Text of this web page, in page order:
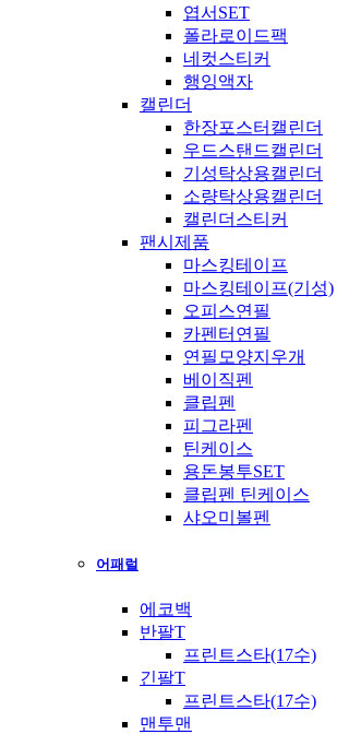
엽서SET
폴라로이드팩
네컷스티커
행잉액자
캘린더
한장포스터캘린더
우드스탠드캘린더
기성탁상용캘린더
소량탁상용캘린더
캘린더스티커
팬시제품
마스킹테이프
마스킹테이프(기성)
오피스연필
카펜터연필
연필모양지우개
베이직펜
클립펜
피그라펜
틴케이스
용돈봉투SET
클립펜 틴케이스
샤오미볼펜
어패럴
에코백
반팔T
프린트스타(17수)
긴팔T
프린트스타(17수)
맨투맨